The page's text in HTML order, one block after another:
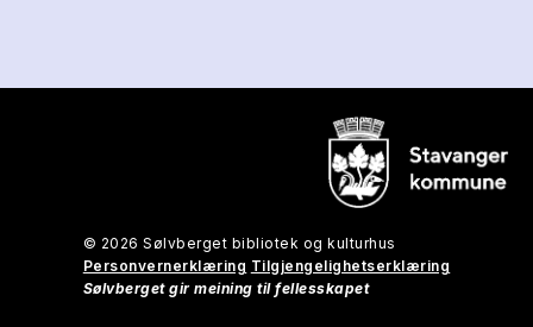
© 2026 Sølvberget bibliotek og kulturhus
Personvernerklæring Tilgjengelighetserklæring
Sølvberget gir meining til fellesskapet